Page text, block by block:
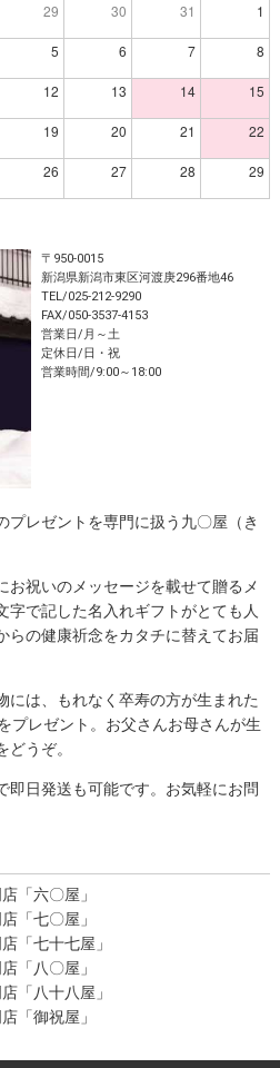
29 30 31 1
5 6 7 8
12 13 14 15
19 20 21 22
26 27 28 29
〒950-0015
新潟県新潟市東区河渡庚296番地46
TEL/025-212-9290
FAX/050-3537-4153
営業日/月～土
定休日/日・祝
営業時間/9:00～18:00
プレゼントを専門に扱う九〇屋（き
お祝いのメッセージを載せて贈るメ
字で記した名入れギフトがとても人
らの健康祈念をカタチに替えてお届
には、もれなく卒寿の方が生まれた
プレゼント。お父さんお母さんが生
うぞ。
即日発送も可能です。お気軽にお問
「六〇屋」
「七〇屋」
「七十七屋」
「八〇屋」
「八十八屋」
「御祝屋」